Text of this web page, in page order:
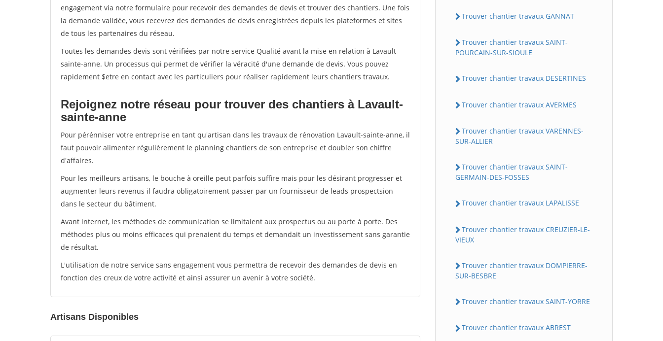
engagement via notre formulaire pour recevoir des demandes de devis et trouver des chantiers. Une fois
la demande validée, vous recevrez des demandes de devis enregistrées depuis les plateformes et sites
de tous les partenaires du réseau.
Toutes les demandes devis sont vérifiées par notre service Qualité avant la mise en relation à Lavault-
sainte-anne. Un processus qui permet de vérifier la véracité d'une demande de devis. Vous pouvez
rapidement $etre en contact avec les particuliers pour réaliser rapidement leurs chantiers travaux.
Rejoignez notre réseau pour trouver des chantiers à Lavault-
sainte-anne
Pour pérénniser votre entreprise en tant qu'artisan dans les travaux de rénovation Lavault-sainte-anne, il
faut pouvoir alimenter régulièrement le planning chantiers de son entreprise et doubler son chiffre
d'affaires.
Pour les meilleurs artisans, le bouche à oreille peut parfois suffire mais pour les désirant progresser et
augmenter leurs revenus il faudra obligatoirement passer par un fournisseur de leads prospectsion
dans le secteur du bâtiment.
Avant internet, les méthodes de communication se limitaient aux prospectus ou au porte à porte. Des
méthodes plus ou moins efficaces qui prenaient du temps et demandait un investissement sans garantie
de résultat.
L'utilisation de notre service sans engagement vous permettra de recevoir des demandes de devis en
fonction des creux de votre activité et ainsi assurer un avenir à votre société.
Artisans Disponibles
Trouver chantier travaux GANNAT
Trouver chantier travaux SAINT-
POURCAIN-SUR-SIOULE
Trouver chantier travaux DESERTINES
Trouver chantier travaux AVERMES
Trouver chantier travaux VARENNES-
SUR-ALLIER
Trouver chantier travaux SAINT-
GERMAIN-DES-FOSSES
Trouver chantier travaux LAPALISSE
Trouver chantier travaux CREUZIER-LE-
VIEUX
Trouver chantier travaux DOMPIERRE-
SUR-BESBRE
Trouver chantier travaux SAINT-YORRE
Trouver chantier travaux ABREST